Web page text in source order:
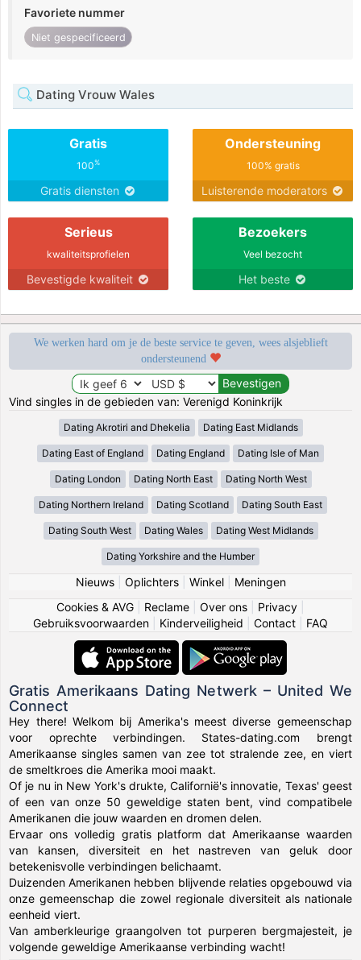
Favoriete nummer
Niet gespecificeerd
Dating Vrouw Wales
Gratis
100%
Gratis diensten
Ondersteuning
100% gratis
Luisterende moderators
Serieus
kwaliteitsprofielen
Bevestigde kwaliteit
Bezoekers
Veel bezocht
Het beste
We werken hard om je de beste service te geven, wees alsjeblieft
ondersteunend
Vind singles in de gebieden van: Verenigd Koninkrijk
Dating Akrotiri and Dhekelia Dating East Midlands
Dating East of England Dating England Dating Isle of Man
Dating London Dating North East Dating North West
Dating Northern Ireland Dating Scotland Dating South East
Dating South West Dating Wales Dating West Midlands
Dating Yorkshire and the Humber
Nieuws| Oplichters| Winkel| Meningen
Cookies & AVG
Reclame Over ons Privacy
Gebruiksvoorwaarden
Kinderveiligheid Contact FAQ
Gratis Amerikaans Dating Netwerk – United We
Connect
Hey there! Welkom bij Amerika's meest diverse gemeenschap
voor oprechte verbindingen. States-dating.com brengt
Amerikaanse singles samen van zee tot stralende zee, en viert
de smeltkroes die Amerika mooi maakt.
Of je nu in New York's drukte, Californië's innovatie, Texas' geest
of een van onze 50 geweldige staten bent, vind compatibele
Amerikanen die jouw waarden en dromen delen.
Ervaar ons volledig gratis platform dat Amerikaanse waarden
van kansen, diversiteit en het nastreven van geluk door
betekenisvolle verbindingen belichaamt.
Duizenden Amerikanen hebben blijvende relaties opgebouwd via
onze gemeenschap die zowel regionale diversiteit als nationale
eenheid viert.
Van amberkleurige graangolven tot purperen bergmajesteit, je
volgende geweldige Amerikaanse verbinding wacht!